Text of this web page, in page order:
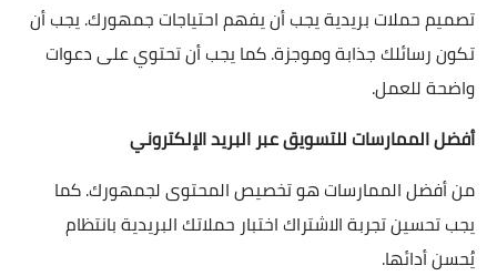
تصميم حملات بريدية يجب أن يفهم احتياجات جمهورك. يجب أن
تكون رسائلك جذابة وموجزة. كما يجب أن تحتوي على دعوات
واضحة للعمل.
أفضل الممارسات للتسويق عبر البريد الإلكتروني
من أفضل الممارسات هو تخصيص المحتوى لجمهورك. كما
يجب تحسين تجربة الاشتراك اختبار حملاتك البريدية بانتظام
يُحسن أدائها.